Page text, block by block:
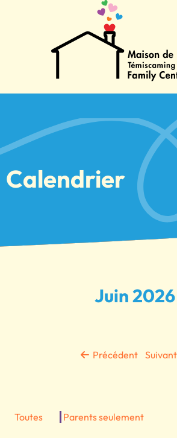
Calendrier
Juin 2026
Précédent Suivant
Toutes Parents seulement